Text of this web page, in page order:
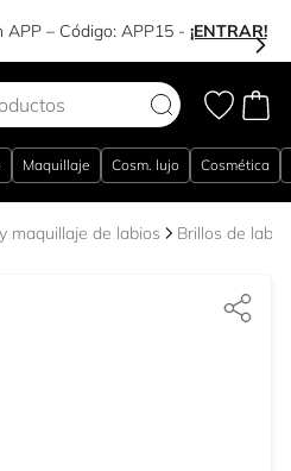
APP – Código: APP15- ¡ENTRAR!
Maquillaje Cosm. lujo Cosmética
maquillaje de labios Brillos de